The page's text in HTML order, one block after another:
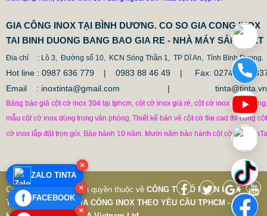
×
ZALO TINTA
×
f FACEBOOK
×
1.682.500 VNĐ1.862.500 VNĐ
Mẫu: COT CHONG VA DAP INOX
GIA CÔNG INOX TẠI BÌNH DƯƠNG. CO SO GIA CONG INOX
TAI BINH DUONG BANG BAO GIA RE - NHÀ MÁY SẢN XUẤT
Địa chỉ : Lô 3, Đường số 10, KCN Sóng Thần 1, TP Dĩ An, Tỉnh Bình Duong.
Hot line : 0987 636 779 | 0983 88 46 49 |
Fax:
Email : inoxtinta@gmail.com | tinta@tinta.vn
Bảng báo giá cột cờ inox 304 tại tphcm, cột cờ inox giá rẻ, cột cờ inox văn phòng,
mẫu cột cờ inox dùng trong văn phòng.Thiết kế bản vẽ cột cờ file cad thi công cột
cờ inox lắp đặt trọn gói. Bảo hành 10 năm. Mười năm bảo hành cột cờ inox
Copyright © 7-2019 Bản quyền thuộc về CÔNG TY CỔ PHẦN INOX
TINTA VIỆT NAM|GIA CÔNG INOX THEO YÊU CẦU TPHCM - Thiết